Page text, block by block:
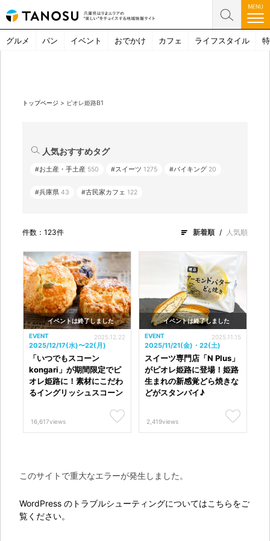
グルメ パン イベント おでかけ カフェ ライフスタイル
トップページ > ピオレ姫路B1
人気おすすめタグ
#お土産・手土産 550 #スイーツ 1275 #バイキング 20
#兵庫県43 #古民家カフェ 122
件数：123件 新着順 人気順
イベントは終了しました
EVENT
2025/12/17(水)〜22(月)
「いつでもスコーン
kongari」が期間限定でピ
オレ姫路に！素材にこだわ
るイングリッシュスコーン
2025.12.22
16,617views
イベントは終了しました
EVENT
2025/11/21(金)・22(土)
スイーツ専門店「N Plus」
がピオレ姫路に登場！姫路
生まれの新感覚どら焼きな
どがスタンバイ♪
2025.11.15
2,419views
このサイトで重大なエラーが発生しました。
WordPress のトラブルシューティングについてはこちらをご
覧ください。